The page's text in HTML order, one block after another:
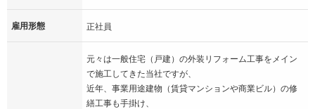
雇用形態 正社員
元々は一般住宅（戸建）の外装リフォーム工事をメイン
で施工してきた当社ですが、
近年、事業用途建物（賃貸マンションや商業ビル）の修
繕工事も手掛け、